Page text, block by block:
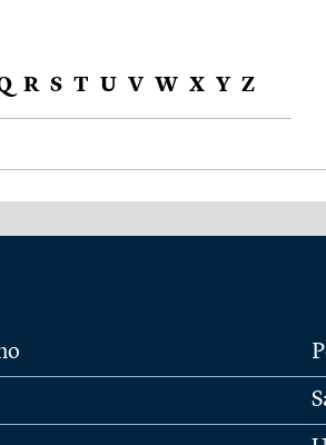
R S T U V W X Y Z